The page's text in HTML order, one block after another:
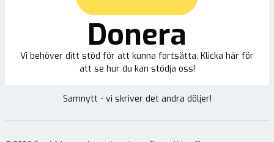
Donera
Vi behöver ditt stöd för att kunna fortsätta. Klicka här för
att se hur du kan stödja oss!
Samnytt - vi skriver det andra döljer!